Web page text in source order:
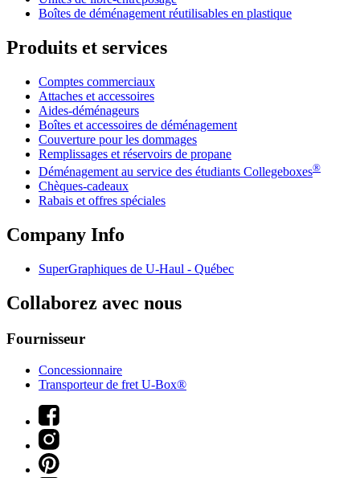
Boîtes de déménagement réutilisables en plastique
Produits et services
Comptes commerciaux
Attaches et accessoires
Aides-déménageurs
Boîtes et accessoires de déménagement
Couverture pour les dommages
Remplissages et réservoirs de propane
Déménagement au service des étudiants Collegeboxes®
Chèques-cadeaux
Rabais et offres spéciales
Company Info
SuperGraphiques de U-Haul - Québec
Collaborez avec nous
Fournisseur
Concessionnaire
Transporteur de fret U-Box®